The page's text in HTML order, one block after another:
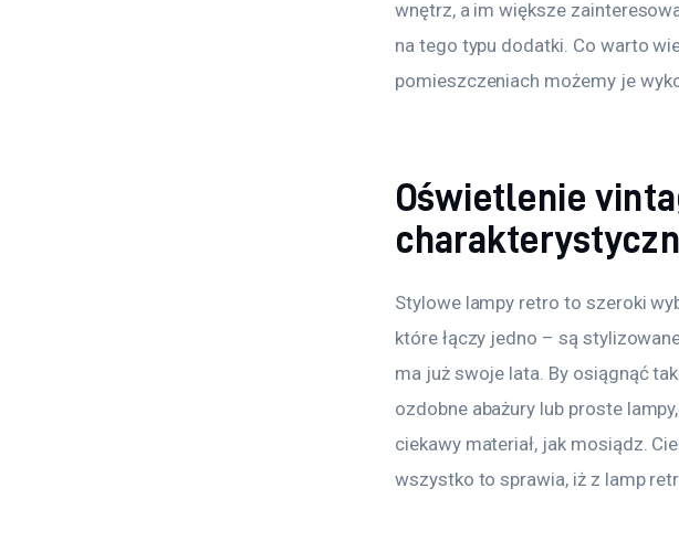
wnętrz, a im większe
na tego typu dodatki. Co warto
pomieszczeniach możemy je
Oświetlenie
Stylowe lampy retro to szeroki
które łączy jedno – są
ma już swoje lata. By osiągnąć
ozdobne abażury lub proste
ciekawy materiał, jak mosiądz.
wszystko to sprawia, iż z lamp